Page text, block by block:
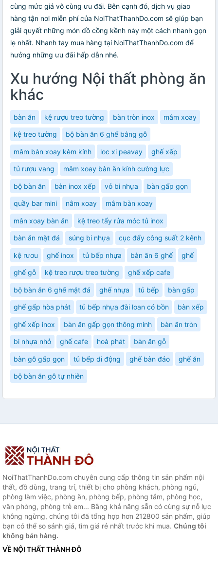
cùng mức giá vô cùng ưu đãi. Bên cạnh đó, dịch vụ giao
hàng tận nơi miễn phí của NoiThatThanhDo.com sẽ giúp bạn
giải quyết những món đồ cồng kềnh này một cách nhanh gọn
lẹ nhất. Nhanh tay mua hàng tại NoiThatThanhDo.com để
hưởng những ưu đãi hấp dẫn nhé.
Xu hướng Nội thất phòng ăn
khác
bàn ăn kệ rượu treo tường bàn tròn inox mâm xoay
kệ treo tường bộ bàn ăn 6 ghế bằng gỗ
mâm bàn xoay kèm kính loc xi peavay ghế xếp
tủ rượu vang mâm xoay bàn ăn kính cường lực
bộ bàn ăn bàn inox xếp vỏ bi nhựa bàn gấp gọn
quầy bar mini nâm xoay mâm bàn xoay
mân xoay bàn ăn kệ treo tẩy rửa móc tủ inox
bàn ăn mặt đá súng bi nhựa cục đẩy công suất 2 kênh
kệ rươu ghế inox tủ bếp nhựa bàn ăn 6 ghế ghế
ghế gỗ kệ treo rượu treo tường ghế xếp cafe
bộ bàn ăn 6 ghế mặt đá ghế nhựa tủ bếp bàn gấp
ghế gấp hòa phát tủ bếp nhựa đài loan có bồn bàn xếp
ghế xếp inox bàn ăn gấp gọn thông minh bàn ăn tròn
bi nhựa nhỏ ghế cafe hoà phát bàn ăn gỗ
bàn gỗ gấp gọn tủ bếp di động ghế bàn đảo ghế ăn
bộ bàn ăn gỗ tự nhiên
NoiThatThanhDo.com chuyên cung cấp thông tin sản phẩm nội
thất, đồ dùng, trang trí, thiết bị cho phòng khách, phòng ngủ,
phòng làm việc, phòng ăn, phòng bếp, phòng tắm, phòng học,
văn phòng, phòng trẻ em... Bằng khả năng sẵn có cùng sự nỗ lực
không ngừng, chúng tôi đã tổng hợp hơn 212800 sản phẩm, giúp
bạn có thể so sánh giá, tìm giá rẻ nhất trước khi mua. Chúng tôi
không bán hàng.
VỀ NỘI THẤT THÀNH ĐÔ